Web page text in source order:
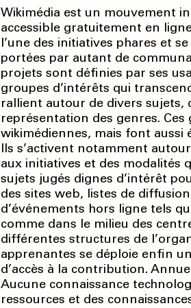
Wikimédia est un mouvement
accessible gratuitement en
l’une des initiatives phares et
portées par autant de
projets sont définies par ses
groupes d’intérêts qui
rallient autour de divers sujets,
représentation des genres.
wikimédiennes, mais font
Ils s’activent notamment
aux initiatives et des modalités
sujets jugés dignes d’intérêt
des sites web, listes de
d’événements hors ligne tels
comme dans le milieu des
différentes structures de
apprenantes se déploie enfin
d’accès à la contribution.
Aucune connaissance
ressources et des